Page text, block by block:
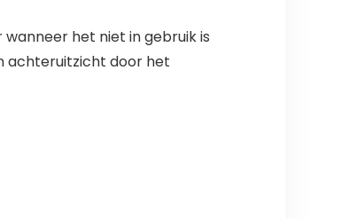
het niet in gebruik is
achteruitzicht door het